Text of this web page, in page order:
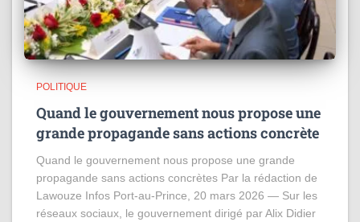
POLITIQUE
Quand le gouvernement nous propose une
grande propagande sans actions concrète
Quand le gouvernement nous propose une grande
propagande sans actions concrètes Par la rédaction de
Lawouze Infos Port-au-Prince, 20 mars 2026 — Sur les
réseaux sociaux, le gouvernement dirigé par Alix Didier